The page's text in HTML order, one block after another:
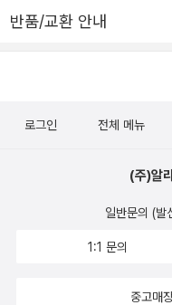
반품/교환 안내
로그인 전체 메뉴
(주)알
일반문의 (발
1:1 문의
중고매